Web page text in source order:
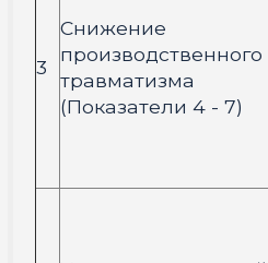
3
Снижение
производственного
травматизма
(Показатели 4 - 7)